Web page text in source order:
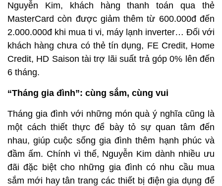
Nguyễn Kim, khách hàng thanh toán qua thẻ
MasterCard còn được giảm thêm từ 600.000đ đến
2.000.000đ khi mua ti vi, máy lạnh inverter… Đối với
khách hàng chưa có thẻ tín dụng, FE Credit, Home
Credit, HD Saison tài trợ lãi suất trả góp 0% lên đến
6 tháng.
“Tháng gia đình”: cùng sắm, cùng vui
Tháng gia đình với những món quà ý nghĩa cũng là
một cách thiết thực để bày tỏ sự quan tâm đến
nhau, giúp cuộc sống gia đình thêm hạnh phúc và
đầm ấm. Chính vì thế, Nguyễn Kim dành nhiều ưu
đãi đặc biệt cho những gia đình có nhu cầu mua
sắm mới hay tân trang các thiết bị điện gia dụng để